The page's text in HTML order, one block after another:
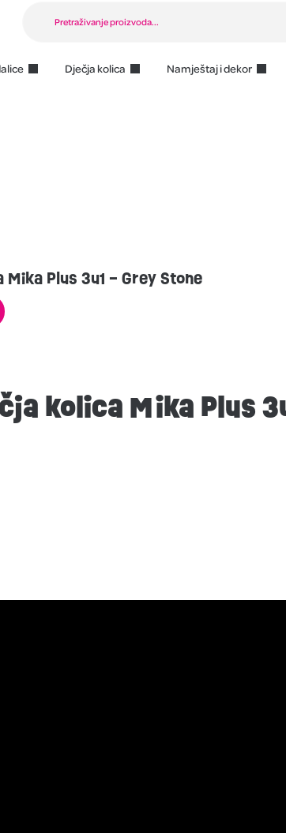
Dječja kolica Namještaj i dekor
Plus 3u1 – Grey Stone
kolica Mika Plus